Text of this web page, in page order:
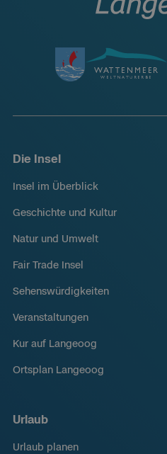
Die Insel
Insel im Überblick
Geschichte und Kultur
Natur und Umwelt
Fair Trade Insel
Sehenswürdigkeiten
Veranstaltungen
Kur auf Langeoog
Ortsplan Langeoog
Urlaub
Urlaub planen